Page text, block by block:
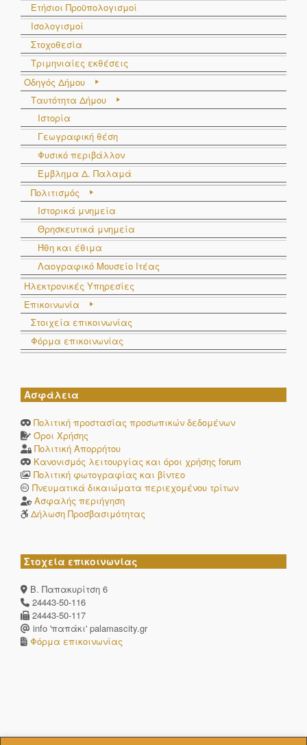
Ετήσιοι Προϋπολογισμοί
Ισολογισμοί
Στοχοθεσία
Τριμηνιαίες εκθέσεις
Οδηγός Δήμου
Ταυτότητα Δήμου
Ιστορία
Γεωγραφική θέση
Φυσικό περιβάλλον
Έμβλημα Δ. Παλαμά
Πολιτισμός
Ιστορικά μνημεία
Θρησκευτικά μνημεία
Ήθη και έθιμα
Λαογραφικό Μουσείο Ιτέας
Ηλεκτρονικές Υπηρεσίες
Επικοινωνία
Στοιχεία επικοινωνίας
Φόρμα επικοινωνίας
Ασφάλεια
Πολιτική προστασίας προσωπικών δεδομένων
Όροι Χρήσης
Πολιτική Απορρήτου
Κανονισμός λειτουργίας και όροι χρήσης forum
Πολιτική φωτογραφίας και βίντεο
Πνευματικά δικαιώματα περιεχομένου τρίτων
Ασφαλής περιήγηση
Δήλωση Προσβασιμότητας
Στοχεία επικοινωνίας
Β. Παπακυρίτση 6
24443-50-116
24443-50-117
info 'παπάκι' palamascity.gr
Φόρμα επικοινωνίας